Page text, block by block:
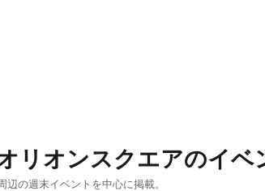
リオンスクエアのイベ
の週末イベントを中心に掲載。